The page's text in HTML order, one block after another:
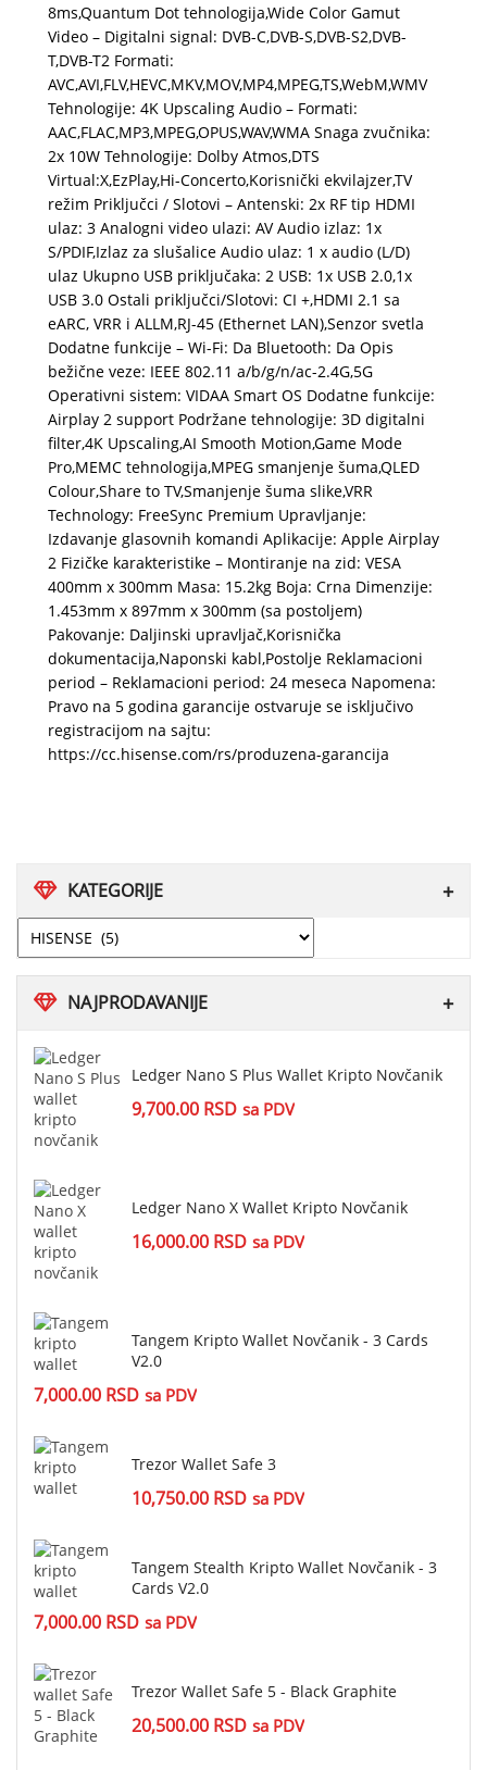
8ms,Quantum Dot tehnologija,Wide Color Gamut
Video – Digitalni signal: DVB-C,DVB-S,DVB-S2,DVB-
T,DVB-T2 Formati:
AVC,AVI,FLV,HEVC,MKV,MOV,MP4,MPEG,TS,WebM,WMV
Tehnologije: 4K Upscaling Audio – Formati:
AAC,FLAC,MP3,MPEG,OPUS,WAV,WMA Snaga zvučnika:
2x 10W Tehnologije: Dolby Atmos,DTS
Virtual:X,EzPlay,Hi-Concerto,Korisnički ekvilajzer,TV
režim Priključci / Slotovi – Antenski: 2x RF tip HDMI
ulaz: 3 Analogni video ulazi: AV Audio izlaz: 1x
S/PDIF,Izlaz za slušalice Audio ulaz: 1 x audio (L/D)
ulaz Ukupno USB priključaka: 2 USB: 1x USB 2.0,1x
USB 3.0 Ostali priključci/Slotovi: CI +,HDMI 2.1 sa
eARC, VRR i ALLM,RJ-45 (Ethernet LAN),Senzor svetla
Dodatne funkcije – Wi-Fi: Da Bluetooth: Da Opis
bežične veze: IEEE 802.11 a/b/g/n/ac-2.4G,5G
Operativni sistem: VIDAA Smart OS Dodatne funkcije:
Airplay 2 support Podržane tehnologije: 3D digitalni
filter,4K Upscaling,AI Smooth Motion,Game Mode
Pro,MEMC tehnologija,MPEG smanjenje šuma,QLED
Colour,Share to TV,Smanjenje šuma slike,VRR
Technology: FreeSync Premium Upravljanje:
Izdavanje glasovnih komandi Aplikacije: Apple Airplay
2 Fizičke karakteristike – Montiranje na zid: VESA
400mm x 300mm Masa: 15.2kg Boja: Crna Dimenzije:
1.453mm x 897mm x 300mm (sa postoljem)
Pakovanje: Daljinski upravljač,Korisnička
dokumentacija,Naponski kabl,Postolje Reklamacioni
period – Reklamacioni period: 24 meseca Napomena:
Pravo na 5 godina garancije ostvaruje se isključivo
registracijom na sajtu:
https://cc.hisense.com/rs/produzena-garancija
KATEGORIJE
NAJPRODAVANIJE
Ledger Nano S Plus Wallet Kripto Novčanik
9,700.00 RSD sa PDV
Ledger Nano X Wallet Kripto Novčanik
16,000.00 RSD sa PDV
Tangem Kripto Wallet Novčanik - 3 Cards
V2.0
7,000.00 RSD sa PDV
Trezor Wallet Safe 3
10,750.00 RSD sa PDV
Tangem Stealth Kripto Wallet Novčanik - 3
Cards V2.0
7,000.00 RSD sa PDV
Trezor Wallet Safe 5 - Black Graphite
20,500.00 RSD sa PDV